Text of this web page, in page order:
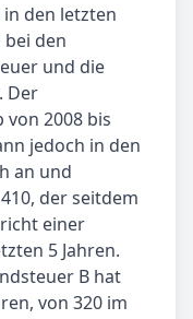
den letzten
bei den
und die
Der
von 2008 bis
jedoch in den
an und
der seitdem
einer
5 Jahren.
B hat
von 320 im